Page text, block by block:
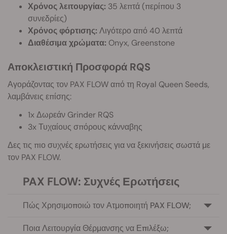
Χρόνος λειτουργίας: 35 λεπτά (περίπου 3
συνεδρίες)
Χρόνος φόρτισης: Λιγότερο από 40 λεπτά
Διαθέσιμα χρώματα: Onyx, Greenstone
Αποκλειστική Προσφορά RQS
Αγοράζοντας τον PAX FLOW από τη Royal Queen Seeds,
λαμβάνεις επίσης:
1x Δωρεάν Grinder RQS
3x Τυχαίους σπόρους κάνναβης
Δες τις πιο συχνές ερωτήσεις για να ξεκινήσεις σωστά με
τον PAX FLOW.
PAX FLOW: Συχνές Ερωτήσεις
Πώς Χρησιμοποιώ τον Ατμοποιητή PAX FLOW;
Ποια Λειτουργία Θέρμανσης να Επιλέξω;